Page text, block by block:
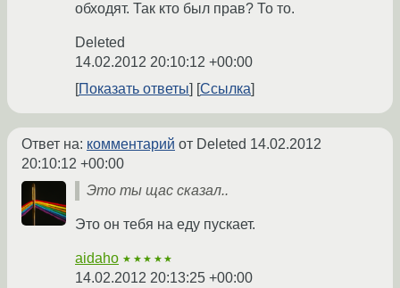
обходят. Так кто был прав? То то.
Deleted
14.02.2012 20:10:12 +00:00
Показать ответы
Ссылка
Ответ на: комментарий от Deleted 14.02.2012
20:10:12 +00:00
Это ты щас сказал..
Это он тебя на еду пускает.
aidaho ★★★★★
14.02.2012 20:13:25 +00:00